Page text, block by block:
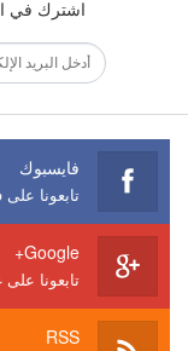
اشترك في
فايسبوك
تابعونا
Google+
تابعونا
RSS